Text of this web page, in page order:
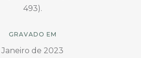
493).
GRAVADO EM
Janeiro de 2023